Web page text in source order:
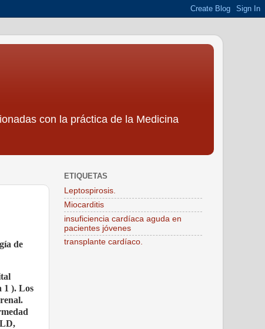
con la práctica de la Medicina
de
1 ). Los
ETIQUETAS
Leptospirosis.
Miocarditis
insuficiencia cardíaca aguda en
pacientes jóvenes
transplante cardíaco.